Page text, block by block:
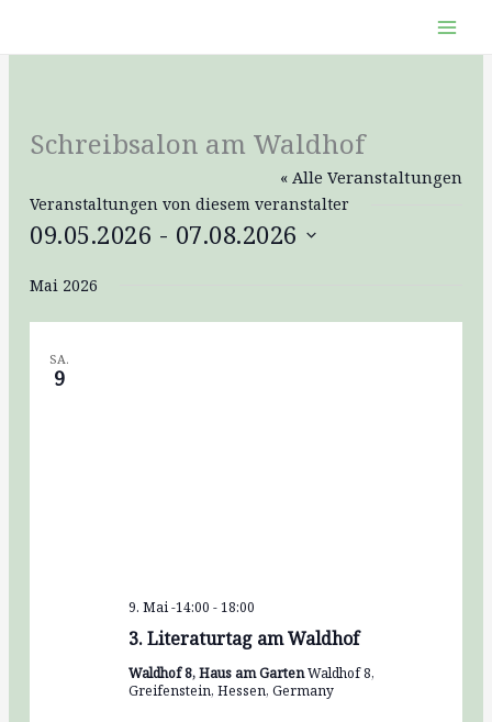
Schreibsalon am Waldhof
« Alle Veranstaltungen
Veranstaltungen von diesem veranstalter
09.05.2026 - 07.08.2026
wählen.
Mai 2026
SA.
9
3. Literaturtag am Waldhof
9. Mai -14:00 -18:00
Waldhof 8, Haus am GartenWaldhof 8,
Greifenstein, Hessen, Germany